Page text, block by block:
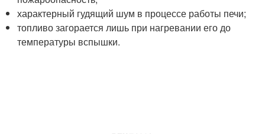
характерный гудящий шум в процессе работы печи;
топливо загорается лишь при нагревании его до
температуры вспышки.